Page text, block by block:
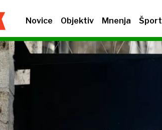
Novice Objektiv Mnenja Šport